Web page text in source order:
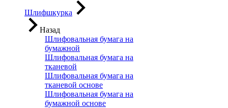
Шлифшкурка
Назад
Шлифовальная бумага на
бумажной
Шлифовальная бумага на
тканевой
Шлифовальная бумага на
тканевой основе
Шлифовальная бумага на
бумажной основе